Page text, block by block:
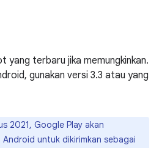
yang terbaru jika memungkinkan.
gunakan versi 3.3 atau yang
2021, Google Play akan
Android untuk dikirimkan sebagai